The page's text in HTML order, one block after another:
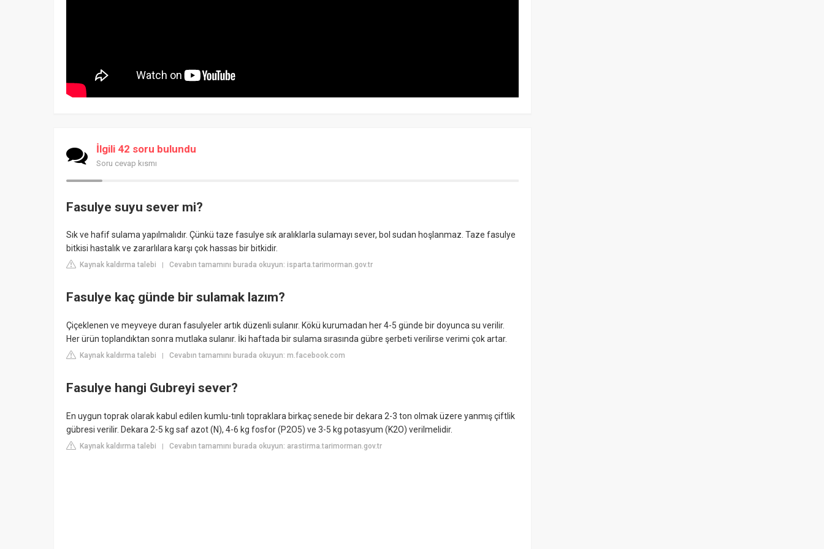
İlgili 42 soru bulundu
Soru cevap kısmı
Fasulye suyu sever mi?
Sık ve hafif sulama yapılmalıdır. Çünkü taze fasulye sık aralıklarla sulamayı sever, bol sudan hoşlanmaz. Taze fasulye
bitkisi hastalık ve zararlılara karşı çok hassas bir bitkidir.
Kaynak kaldırma talebi | Cevabın tamamını burada okuyun: isparta.tarimorman.gov.tr
Fasulye kaç günde bir sulamak lazım?
Çiçeklenen ve meyveye duran fasulyeler artık düzenli sulanır. Kökü kurumadan her 4-5 günde bir doyunca su verilir.
Her ürün toplandıktan sonra mutlaka sulanır. İki haftada bir sulama sırasında gübre şerbeti verilirse verimi çok artar.
Kaynak kaldırma talebi | Cevabın tamamını burada okuyun: m.facebook.com
Fasulye hangi Gubreyi sever?
En uygun toprak olarak kabul edilen kumlu-tınlı topraklara birkaç senede bir dekara 2-3 ton olmak üzere yanmış çiftlik
gübresi verilir. Dekara 2-5 kg saf azot (N), 4-6 kg fosfor (P2O5) ve 3-5 kg potasyum (K2O) verilmelidir.
Kaynak kaldırma talebi | Cevabın tamamını burada okuyun: arastirma.tarimorman.gov.tr